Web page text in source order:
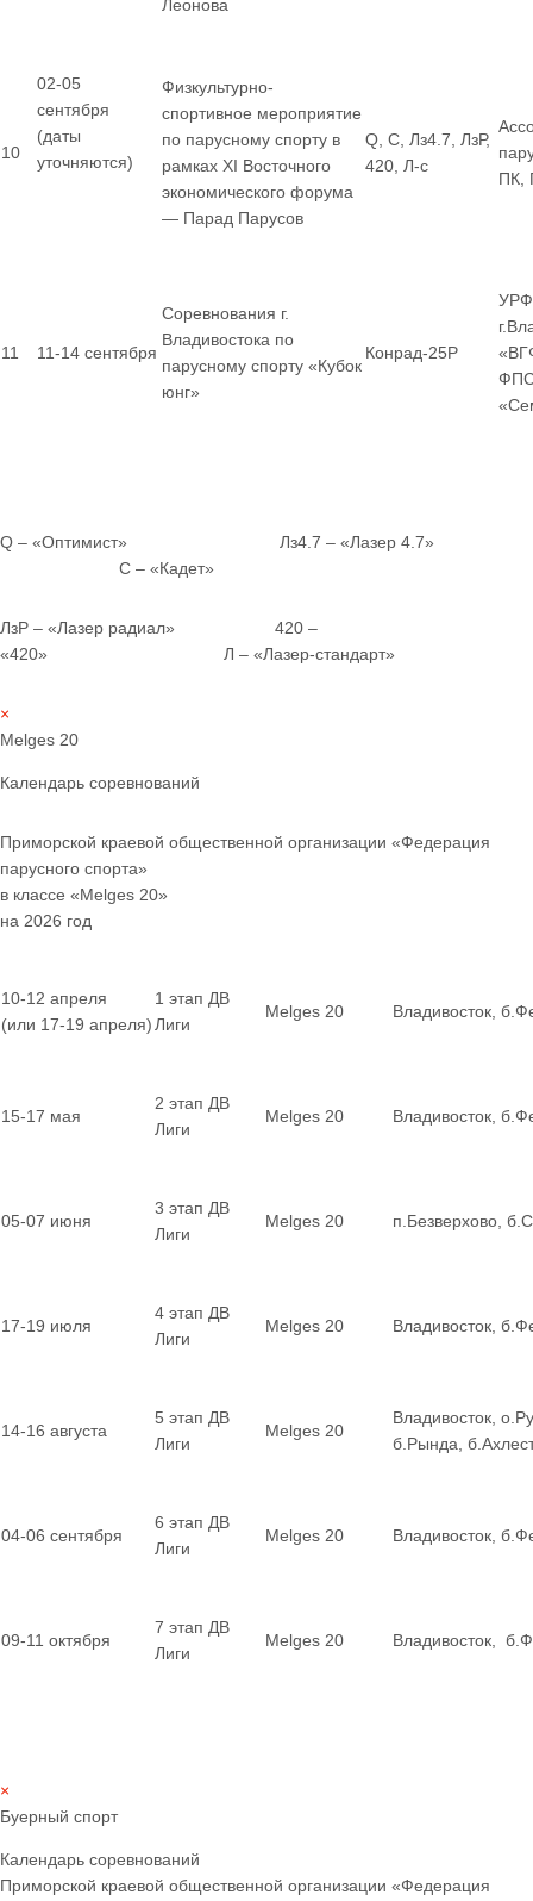
Леонова
10
02-05
сентября
(даты
уточняются)
Физкультурно-
спортивное мероприятие
по парусному спорту в
рамках XI Восточного
экономического форума
— Парад Парусов
Q, С, Лз4.7, ЛзР,
420, Л-с
ПК,
11 11-14 сентября
Соревнования г.
Владивостока по
парусному спорту «Кубок
юнг»
Конрад-25Р
Q – «Оптимист» Лз4.7 – «Лазер 4.7»
С – «Кадет»
ЛзР – «Лазер радиал» 420 –
«420» Л – «Лазер-стандарт»
×
Melges 20
Календарь соревнований
Приморской краевой общественной организации «Федерация
парусного спорта»
в классе «Melges 20»
на 2026 год
10-12 апреля
(или 17-19 апреля)
1 этап ДВ
Лиги
Melges 20 Владивосток,
15-17 мая
2 этап ДВ
Лиги
Melges 20 Владивосток,
05-07 июня
3 этап ДВ
Лиги
Melges 20 п.Безверхово,
17-19 июля
4 этап ДВ
Лиги
Melges 20 Владивосток,
14-16 августа
5 этап ДВ
Лиги
Melges 20
Владивосток,
б.Рында,
04-06 сентября
6 этап ДВ
Лиги
Melges 20 Владивосток,
09-11 октября
7 этап ДВ
Лиги
Melges 20 Владивосток,
×
Буерный спорт
Календарь соревнований
Приморской краевой общественной организации «Федерация